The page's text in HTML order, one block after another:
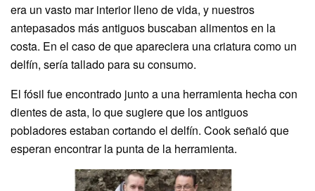
era un vasto mar interior lleno de vida, y nuestros
antepasados más antiguos buscaban alimentos en la
costa. En el caso de que apareciera una criatura como un
delfín, sería tallado para su consumo.
El fósil fue encontrado junto a una herramienta hecha con
dientes de asta, lo que sugiere que los antiguos
pobladores estaban cortando el delfín. Cook señaló que
esperan encontrar la punta de la herramienta.